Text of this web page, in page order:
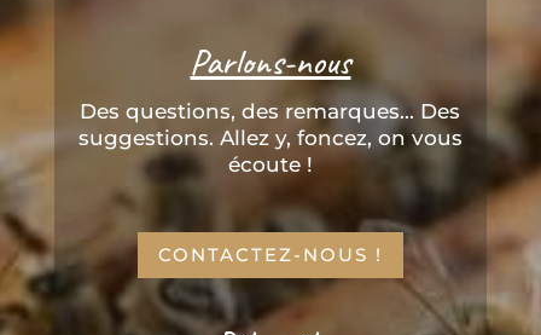
Parlons-nous
Des questions, des remarques... Des
suggestions. Allez y, foncez, on vous
écoute !
CONTACTEZ-NOUS !